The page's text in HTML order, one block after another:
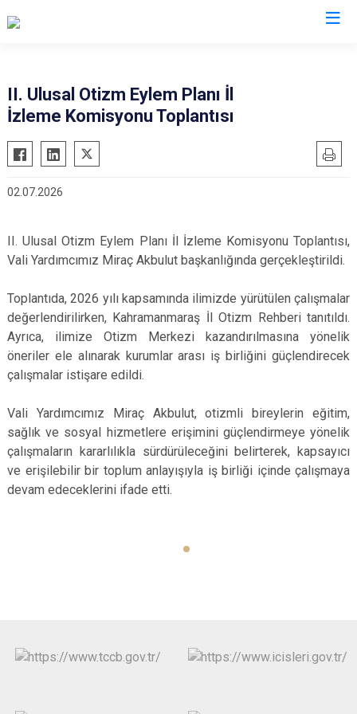
II. Ulusal Otizm Eylem Planı İl
İzleme Komisyonu Toplantısı
02.07.2026
II. Ulusal Otizm Eylem Planı İl İzleme Komisyonu Toplantısı,
Vali Yardımcımız Miraç Akbulut başkanlığında gerçekleştirildi.
Toplantıda, 2026 yılı kapsamında ilimizde yürütülen çalışmalar
değerlendirilirken, Kahramanmaraş İl Otizm Rehberi tanıtıldı.
Ayrıca, ilimize Otizm Merkezi kazandırılmasına yönelik
öneriler ele alınarak kurumlar arası iş birliğini güçlendirecek
çalışmalar istişare edildi.
Vali Yardımcımız Miraç Akbulut, otizmli bireylerin eğitim,
sağlık ve sosyal hizmetlere erişimini güçlendirmeye yönelik
çalışmaların kararlılıkla sürdürüleceğini belirterek, kapsayıcı
ve erişilebilir bir toplum anlayışıyla iş birliği içinde çalışmaya
devam edeceklerini ifade etti.